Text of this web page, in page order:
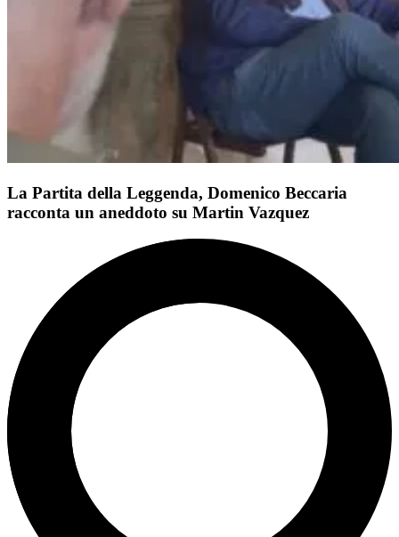
La Partita della Leggenda, Domenico Beccaria
racconta un aneddoto su Martin Vazquez